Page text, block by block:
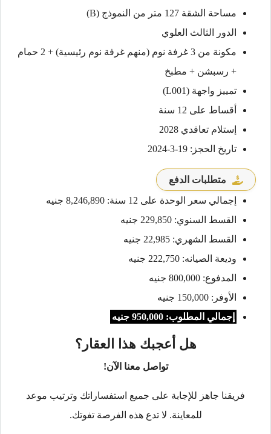
مساحة الشقة 127 متر من النموذج (B)
الدور الثالث العلوي
مكونة من 3 غرفة نوم (منهم غرفة نوم رئيسية) + 2 حمام
+ رسبشن + مطبخ
تمييز واجهة (L001)
أقساط على 12 سنة
إستلام تعاقدي 2028
تاريخ الحجز: 19-3-2024
متطلبات الدفع
إجمالي سعر الوحدة على 12 سنة: 8,246,890 جنيه
القسط السنوي: 229,850 جنيه
القسط الشهري: 22,985 جنيه
وديعة الصيانه: 222,750 جنيه
المدفوع: 800,000 جنيه
الأوفر: 150,000 جنيه
إجمالي المطلوب: 950,000 جنيه
هل أعجبك هذا العقار؟
تواصل معنا الآن!
فريقنا جاهز للإجابة على جميع استفساراتك وترتيب موعد
للمعاينة. لا تدع هذه الفرصة تفوتك.